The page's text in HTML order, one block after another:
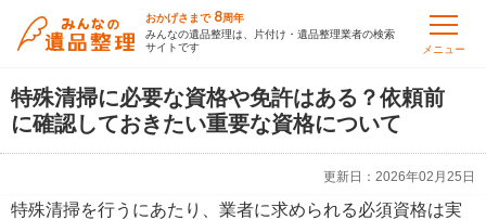
おかげさまで 8周年
みんなの遺品整理は、片付け・遺品整理業者の検索
サイトです
メニュー
特殊清掃に必要な資格や免許はある？依頼前
に確認しておきたい重要な資格について
更新日： 2026年02月25日
特殊清掃を行うにあたり、業者に求められる必須資格は実